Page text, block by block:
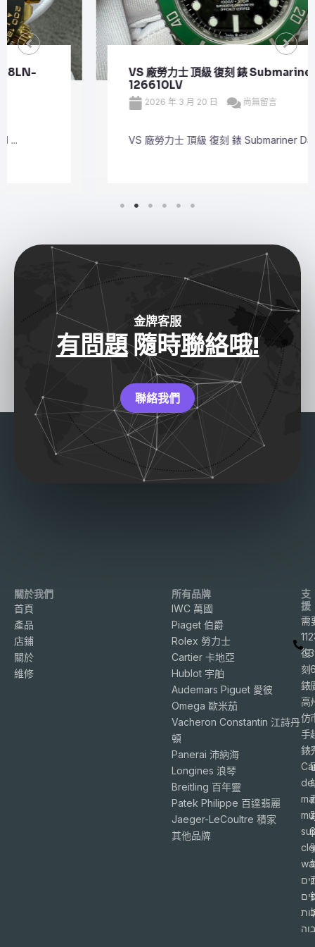
VS 廠勞力士 頂級 復刻 錶 Submariner Date
126610LV
2026 年 3 月 20 日 尚無留言
VS 廠勞力士 頂級 復刻 錶 Submariner Dat ...
金牌客服
有問題隨時聯絡哦!
聯絡我們
關於我們
首頁
產品
店鋪
關於
維修
所有品牌
IWC 萬國
Piaget 伯爵
Rolex 勞力士
Cartier 卡地亞
Hublot 宇舶
Audemars Piguet 愛彼
Omega 歐米茄
Vacheron Constantin 江詩丹
頓
Panerai 沛納海
Longines 浪琴
Breitling 百年靈
Patek Philippe 百達翡麗
Jaeger-LeCoultre 積家
其他品牌
支
援
需
復
刻
錶
高
仿
手
錶
de